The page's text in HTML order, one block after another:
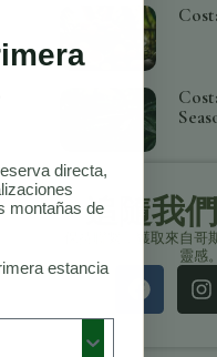
追隨我
保持聯繫，獲取來自
靈感。
directa,
montañas de
estancia